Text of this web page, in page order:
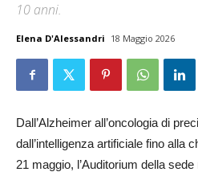
10 anni.
Elena D'Alessandri 18 Maggio 2026
Dall’Alzheimer all’oncologia di
dall’intelligenza artificiale fino alla
21 maggio, l’Auditorium della